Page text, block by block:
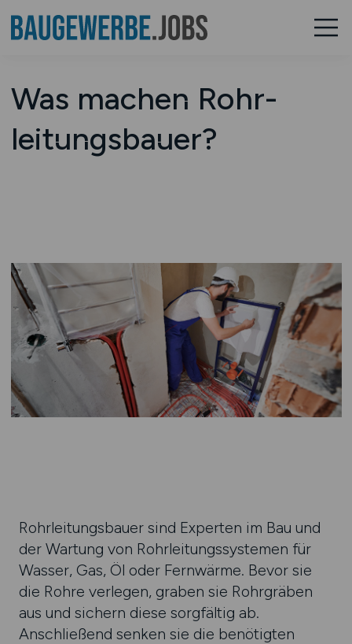
Was machen Rohr­­
leitungs­­bauer?
Rohrleitungsbauer sind Experten im Bau und
der War­tung von Rohr­leitungs­systemen für
Wasser, Gas, Öl oder Fern­wärme. Bevor sie
die Rohre ver­legen, graben sie Rohr­gräben
aus und sichern diese sorg­fältig ab.
Anschließend senken sie die benö­tigten